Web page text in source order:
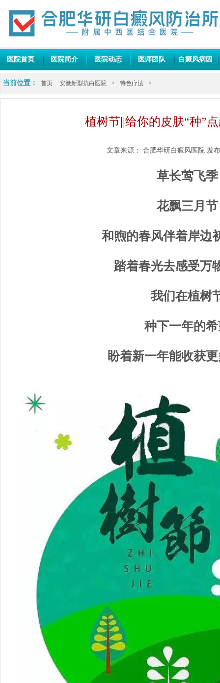
医院首页 医院简介 医院动态 医师团队 白癜风病因
当前位置： 首页 安徽新型抗白医院 > 特色疗法 >
植树节||给你的皮肤“种”
文章来源： 合肥华研白癜风医院 发
草长莺飞季
花飘三月节
和煦的春风伴着岸边
踏着春光去感受万
我们在植树
种下一年的希
盼着新一年能收获更